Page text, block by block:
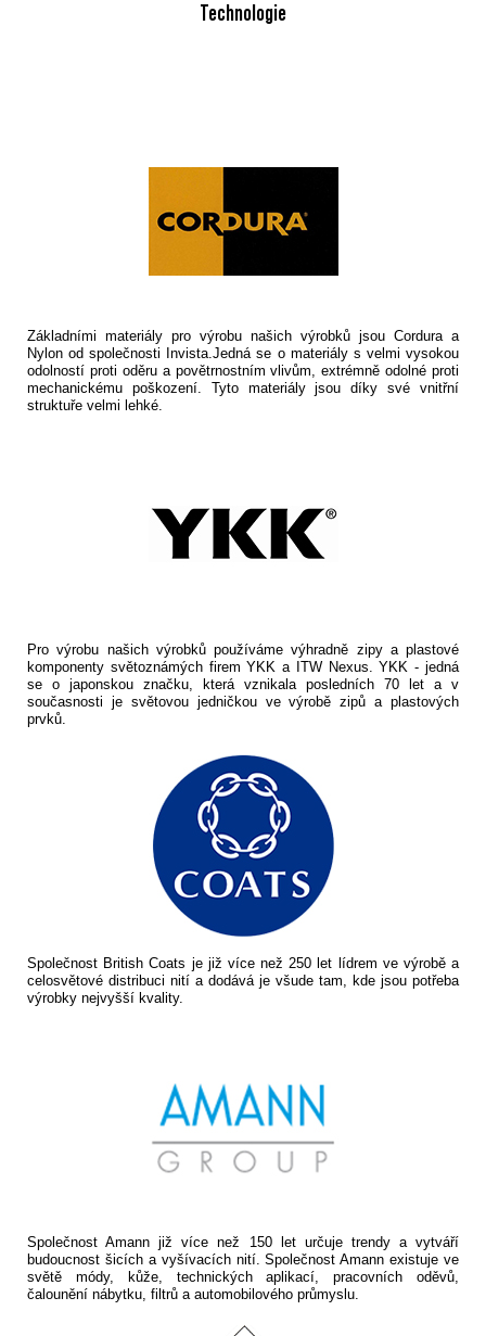
Technologie
Základními materiály pro výrobu našich výrobků jsou Cordura a
Nylon od společnosti Invista.Jedná se o materiály s velmi vysokou
odolností proti oděru a povětrnostním vlivům, extrémně odolné proti
mechanickému poškození. Tyto materiály jsou díky své vnitřní
struktuře velmi lehké.
Pro výrobu našich výrobků používáme výhradně zipy a plastové
komponenty světoznámých firem YKK a ITW Nexus. YKK - jedná
se o japonskou značku, která vznikala posledních 70 let a v
současnosti je světovou jedničkou ve výrobě zipů a plastových
prvků.
Společnost British Coats je již více než 250 let lídrem ve výrobě a
celosvětové distribuci nití a dodává je všude tam, kde jsou potřeba
výrobky nejvyšší kvality.
Společnost Amann již více než 150 let určuje trendy a vytváří
budoucnost šicích a vyšívacích nití. Společnost Amann existuje ve
světě módy, kůže, technických aplikací, pracovních oděvů,
čalounění nábytku, filtrů a automobilového průmyslu.